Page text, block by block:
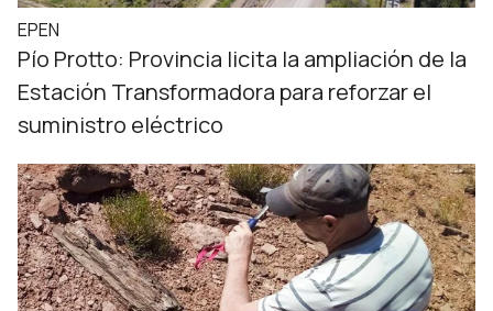
EPEN
Pío Protto: Provincia licita la ampliación de la
Estación Transformadora para reforzar el
suministro eléctrico